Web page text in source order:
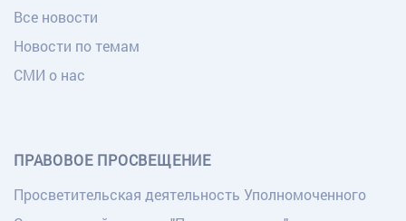
Все новости
Новости по темам
СМИ о нас
ПРАВОВОЕ ПРОСВЕЩЕНИЕ
Просветительская деятельность Уполномоченного